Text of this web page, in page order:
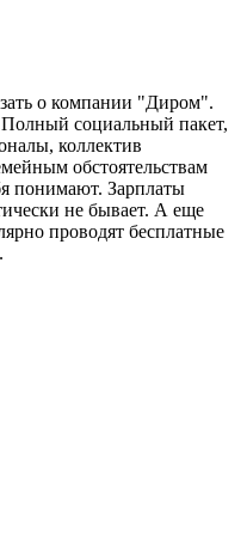
о компании "Диром".
социальный пакет,
коллектив
обстоятельствам
понимают. Зарплаты
не бывает. А еще
проводят бесплатные